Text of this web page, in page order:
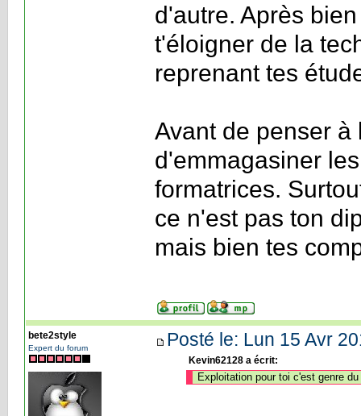
d'autre. Après
t'éloigner de la
reprenant tes
Avant de penser
d'emmagasiner
formatrices.
ce n'est pas ton
mais bien tes
bete2style
Expert du forum Posté le: Lun 15 Avr
Kevin62128 a écrit:
Exploitation pour toi c'est genre